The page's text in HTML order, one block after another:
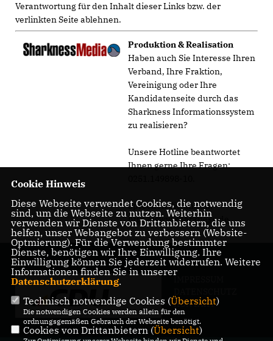
Verantwortung für den Inhalt dieser Links bzw. der
verlinkten Seite ablehnen.
Produktion & Realisation
Haben auch Sie Interesse Ihren
Verband, Ihre Fraktion,
Vereinigung oder Ihre
Kandidatenseite durch das
Sharkness Informationssystem
zu realisieren?
Unsere Hotline beantwortet
Ihnen gerne Ihre Fragen:
Sprechen Sie uns an.
http://www.sharkness.de
KONTAKT
Cookie Hinweis
Diese Webseite verwendet Cookies, die notwendig
sind, um die Webseite zu nutzen. Weiterhin
verwenden wir Dienste von Drittanbietern, die uns
helfen, unser Webangebot zu verbessern (Website-
Optmierung). Für die Verwendung bestimmter
Dienste, benötigen wir Ihre Einwilligung. Ihre
Einwilligung können Sie jederzeit widerrufen. Weitere
Informationen finden Sie in unserer
Datenschutzerklärung.
Technisch notwendige Cookies (Übersicht)
Die notwendigen Cookies werden allein für den
ordnungsgemäßen Gebrauch der Webseite benötigt.
Cookies von Drittanbietern (Übersicht)